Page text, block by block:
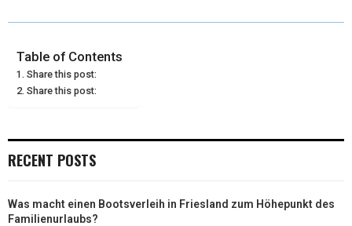
T
T
E
)
O R D
Table of Contents
Share this post:
Share this post:
RECENT POSTS
Was macht einen Bootsverleih in Friesland zum Höhepunkt des
Familienurlaubs?